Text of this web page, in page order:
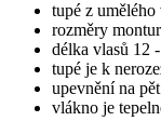
tupé z
rozměry
délka vlasů 12
tupé je k
upevnění na
vlákno je